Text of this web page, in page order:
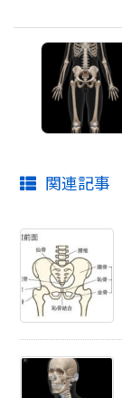
関連記事